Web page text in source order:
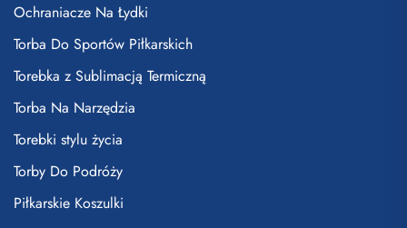
Ochraniacze Na Łydki
Torba Do Sportów Piłkarskich
Torebka z Sublimacją Termiczną
Torba Na Narzędzia
Torebki stylu życia
Torby Do Podróży
Piłkarskie Koszulki